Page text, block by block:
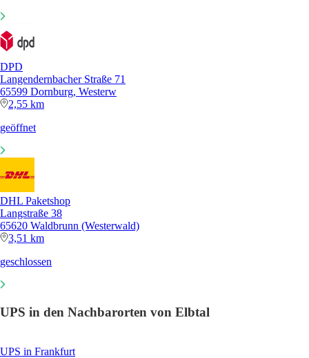
DPD
Langendernbacher Straße 71
65599 Dornburg, Westerw
2,55 km
geöffnet
DHL Paketshop
Langstraße 38
65620 Waldbrunn (Westerwald)
3,51 km
geschlossen
UPS in den Nachbarorten von Elbtal
UPS in Frankfurt